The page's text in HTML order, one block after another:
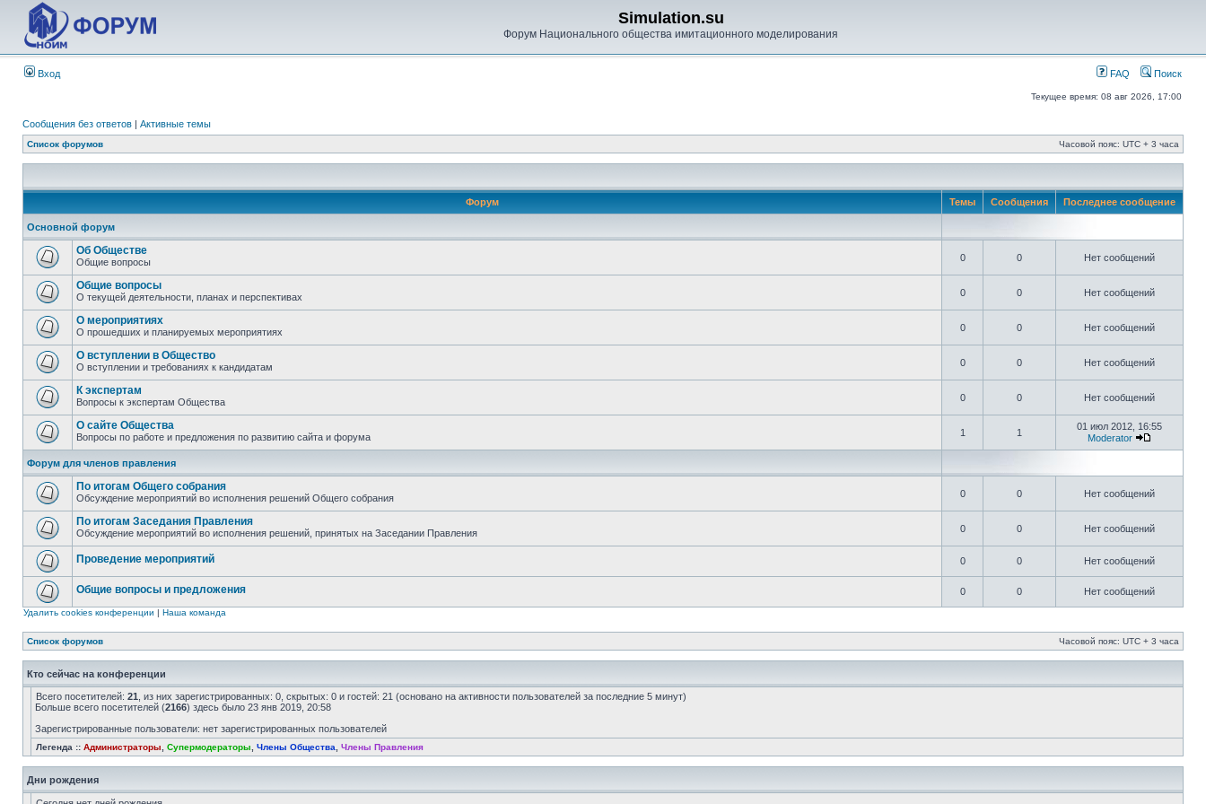
Simulation.su
Форум Национального общества имитационного моделирования
Вход FAQ Поиск
Текущее время: 08 авг 2026, 17:00
Сообщения без ответов | Активные темы
Список форумов Часовой пояс: UTC + 3 часа
Форум Темы Сообщения Последнее сообщение
Основной форум
Об Обществе
Общие вопросы 0 0 Нет сообщений
Общие вопросы
О текущей деятельности, планах и перспективах 0 0 Нет сообщений
О мероприятиях
О прошедших и планируемых мероприятиях 0 0 Нет сообщений
О вступлении в Общество
О вступлении и требованиях к кандидатам 0 0 Нет сообщений
К экспертам
Вопросы к экспертам Общества 0 0 Нет сообщений
О сайте Общества
Вопросы по работе и предложения по развитию сайта и форума 1 1
01 июл 2012, 16:55
Moderator
Форум для членов правления
По итогам Общего собрания
Обсуждение мероприятий во исполнения решений Общего собрания 0 0 Нет сообщений
По итогам Заседания Правления
Обсуждение мероприятий во исполнения решений, принятых на Заседании Правления 0 0 Нет сообщений
Проведение мероприятий 0 0 Нет сообщений
Общие вопросы и предложения 0 0 Нет сообщений
Удалить cookies конференции | Наша команда
Список форумов Часовой пояс: UTC + 3 часа
Кто сейчас на конференции
Всего посетителей: 21 , из них зарегистрированных: 0, скрытых: 0 и гостей: 21 (основано на активности пользователей за последние 5 минут)
Больше всего посетителей (2166) здесь было 23 янв 2019, 20:58
Зарегистрированные пользователи: нет зарегистрированных пользователей
Легенда :: Администраторы Супермодераторы Члены Общества Члены Правления
Дни рождения